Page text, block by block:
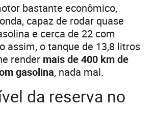
bastante econômico,
capaz de rodar quase
e cerca de 22 com
assim, o tanque de 13,8 litros
render mais de 400 km de
gasolina, nada mal.
da reserva no